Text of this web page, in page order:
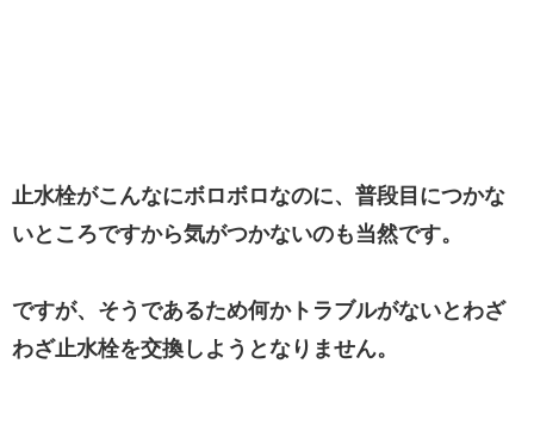
止水栓がこんなにボロボロなのに、普段目につかな
いところですから気がつかないのも当然です。
ですが、そうであるため何かトラブルがないとわざ
わざ止水栓を交換しようとなりません。